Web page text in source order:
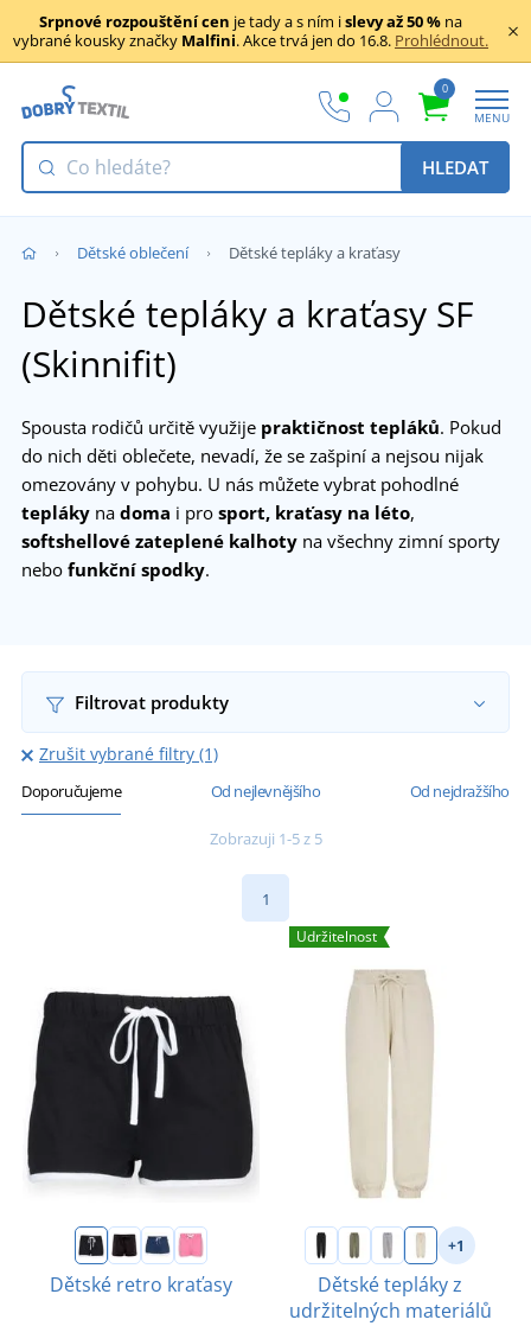
Srpnové rozpouštění cen je tady a s ním islevy až 50 % na
vybrané kousky značky Malfini. Akce trvá jen do 16.8. Prohlédnout.
0
MENU
HLEDAT
Dětské oblečení Dětské tepláky a kraťasy
Dětské tepláky a kraťasy SF
(Skinnifit)
Spousta rodičů určitě využije praktičnost tepláků. Pokud
do nich děti oblečete, nevadí, že se zašpiní a nejsou nijak
omezovány v pohybu. U nás můžete vybrat pohodlné
tepláky na doma i pro sport, kraťasy na léto,
softshellové zateplené kalhoty na všechny zimní sporty
nebo funkční spodky.
Filtrovat produkty
Zrušit vybrané filtry (1)
Doporučujeme Od nejlevnějšího Od nejdražšího
Zobrazuji 1-5 z 5
1
Dětské retro kraťasy
Udržitelnost
+1
Dětské tepláky z
udržitelných materiálů